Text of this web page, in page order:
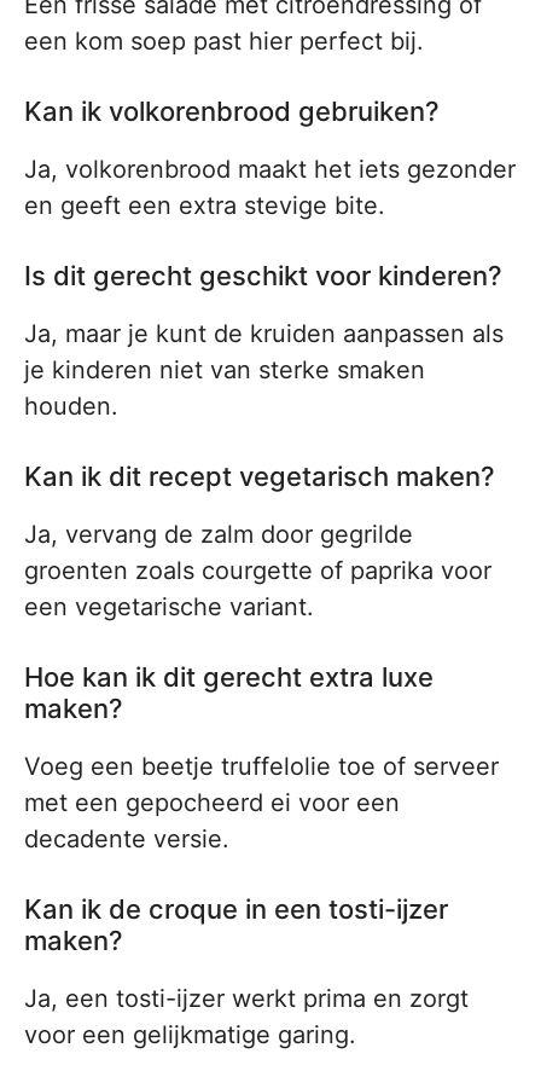
een kom soep past hier perfect bij.
Kan ik volkorenbrood gebruiken?
Ja, volkorenbrood maakt het iets gezonder
en geeft een extra stevige bite.
Is dit gerecht geschikt voor kinderen?
Ja, maar je kunt de kruiden aanpassen als
je kinderen niet van sterke smaken
houden.
Kan ik dit recept vegetarisch maken?
Ja, vervang de zalm door gegrilde
groenten zoals courgette of paprika voor
een vegetarische variant.
Hoe kan ik dit gerecht extra luxe
maken?
Voeg een beetje truffelolie toe of serveer
met een gepocheerd ei voor een
decadente versie.
Kan ik de croque in een tosti-ijzer
maken?
Ja, een tosti-ijzer werkt prima en zorgt
voor een gelijkmatige garing.